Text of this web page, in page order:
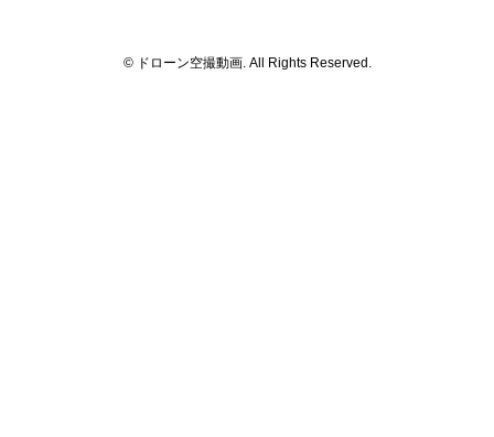
© ドローン空撮動画. All Rights Reserved.